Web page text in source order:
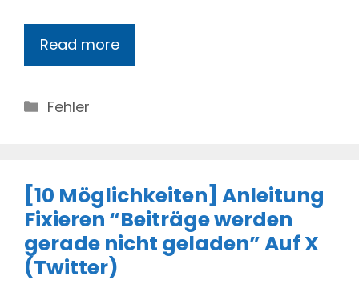
Read more
Categories
Fehler
[10 Möglichkeiten] Anleitung
Fixieren “Beiträge werden
gerade nicht geladen” Auf X
(Twitter)